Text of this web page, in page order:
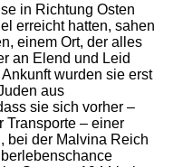
in Richtung Osten
erreicht hatten, sahen
einem Ort, der alles
an Elend und Leid
wurden sie erst
aus
sie sich vorher –
Transporte – einer
bei der Malvina Reich